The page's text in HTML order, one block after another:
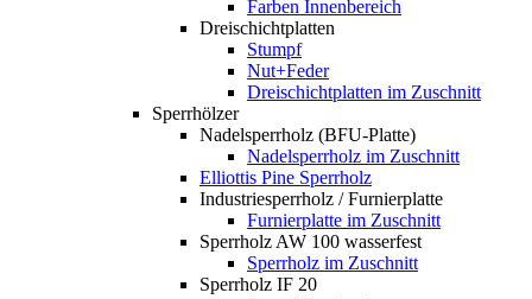
Farben Innenbereich
Dreischichtplatten
Stumpf
Nut+Feder
Dreischichtplatten im Zuschnitt
Sperrhölzer
Nadelsperrholz (BFU-Platte)
Nadelsperrholz im Zuschnitt
Elliottis Pine Sperrholz
Industriesperrholz / Furnierplatte
Furnierplatte im Zuschnitt
Sperrholz AW 100 wasserfest
Sperrholz im Zuschnitt
Sperrholz IF 20